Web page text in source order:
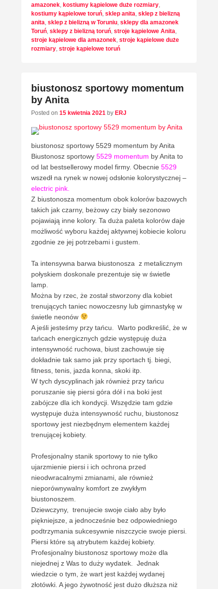
amazonek, kostiumy kąpielowe duże rozmiary,
kostiumy kąpielowe toruń, sklep anita, sklep z bielizną
anita, sklep z bielizną w Toruniu, sklepy dla amazonek
Toruń, sklepy z bielizną toruń, stroje kąpielowe Anita,
stroje kąpielowe dla amazonek, stroje kąpielowe duże
rozmiary, stroje kąpielowe toruń
biustonosz sportowy momentum
by Anita
Posted on 15 kwietnia 2021 by ERJ
biustonosz sportowy 5529 momentum by Anita
Biustonosz sportowy 5529 momentum by Anita to
od lat bestsellerowy model firmy. Obecnie 5529
wszedł na rynek w nowej odsłonie kolorystycznej –
electric pink.
Z biustonosza momentum obok kolorów bazowych
takich jak czarny, beżowy czy biały sezonowo
pojawiają inne kolory. Ta duża paleta kolorów daje
możliwość wyboru każdej aktywnej kobiecie koloru
zgodnie ze jej potrzebami i gustem.
Ta intensywna barwa biustonosza z metalicznym
połyskiem doskonale prezentuje się w świetle
lamp.
Można by rzec, że został stworzony dla kobiet
trenujących taniec nowoczesny lub gimnastykę w
świetle neonów
A jeśli jesteśmy przy tańcu. Warto podkreślić, że w
tańcach energicznych gdzie występuję duża
intensywność ruchowa, biust zachowuje się
dokładnie tak samo jak przy sportach tj. biegi,
fitness, tenis, jazda konna, skoki itp.
W tych dyscyplinach jak również przy tańcu
poruszanie się piersi góra dół i na boki jest
zabójcze dla ich kondycji. Wszędzie tam gdzie
występuje duża intensywność ruchu, biustonosz
sportowy jest niezbędnym elementem każdej
trenującej kobiety.
Profesjonalny stanik sportowy to nie tylko
ujarzmienie piersi i ich ochrona przed
nieodwracalnymi zmianami, ale również
nieporównywalny komfort ze zwykłym
biustonoszem.
Dziewczyny, trenujecie swoje ciało aby było
piękniejsze, a jednocześnie bez odpowiedniego
podtrzymania sukcesywnie niszczycie swoje piersi.
Piersi które są atrybutem każdej kobiety.
Profesjonalny biustonosz sportowy może dla
niejednej z Was to duży wydatek. Jednak
wiedzcie o tym, że wart jest każdej wydanej
złotówki. A jego żywotność jest dużo dłuższa niż